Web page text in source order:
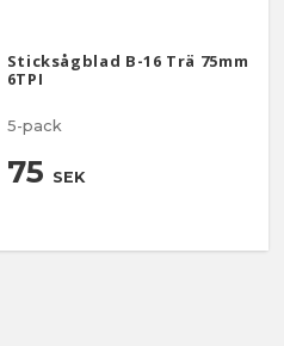
Sticksågblad B-16 Trä 75mm
6TPI
5-pack
75 SEK